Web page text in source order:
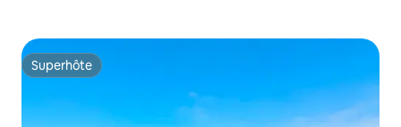
Superhôte
Superhôte